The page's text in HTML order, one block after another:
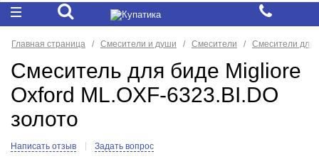
Главная страница Смесители и души Смесители Смесители для
Смеситель для биде Migliore
Oxford ML.OXF-6323.BI.DO
золото
Написать отзыв Задать вопрос